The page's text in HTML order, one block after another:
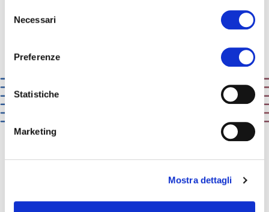
modificare o revocare il proprio consenso in qualsiasi
momento dalla Dichiarazione sui cookie o facendo clic
raccogliere informazioni sulla tua posizione
geografica, con un'approssimazione di qualche
Identificare il tuo dispositivo, scansionandolo
Approfondisci come vengono elaborati i tuoi dati personali
delNecessari
Preferenze
Statistiche
Marketing
Mostra dettagli
solutions that matter